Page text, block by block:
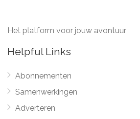
Het platform voor jouw avontuur
Helpful Links
Abonnementen
Samenwerkingen
Adverteren